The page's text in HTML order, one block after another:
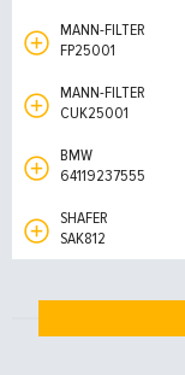
MANN-FILTER
FP25001
MANN-FILTER
CUK25001
BMW
64119237555
SHAFER
SAK812